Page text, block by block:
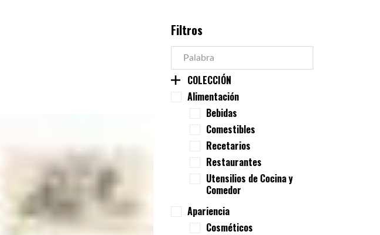
Filtros
COLECCIÓN
Alimentación
Bebidas
Comestibles
Recetarios
Restaurantes
Utensilios de Cocina y
Comedor
Apariencia
Cosméticos